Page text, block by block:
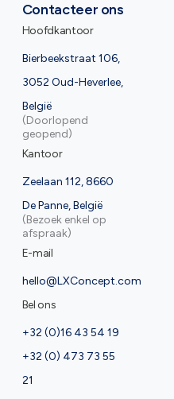
Contacteer ons
Hoofdkantoor
Bierbeekstraat 106,
3052 Oud-Heverlee,
België
(Doorlopend
geopend)
Kantoor
Zeelaan 112, 8660
De Panne, België
(Bezoek enkel op
afspraak)
E-mail
hello@LXConcept.com
Bel ons
+32 (0)16 43 54 19
+32 (0) 473 73 55
21